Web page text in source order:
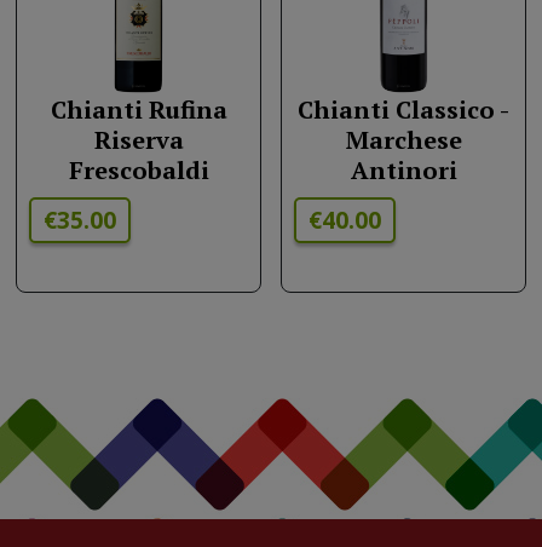
Chianti Rufina
Riserva
Frescobaldi
€35.00
Chianti Classico -
Marchese
Antinori
€40.00
La nostra cucina